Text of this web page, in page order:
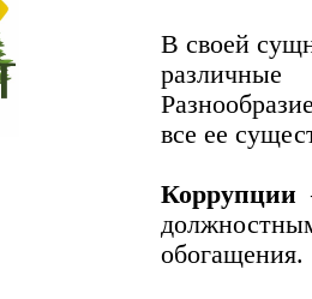
В своей
все ее
Коррупции
обогащения.